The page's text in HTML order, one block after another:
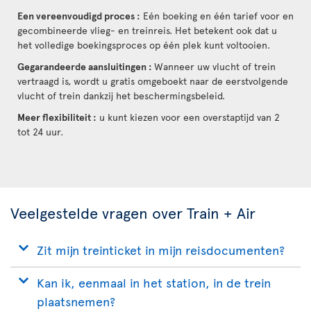
Een vereenvoudigd proces : Eén boeking en één tarief voor en
gecombineerde vlieg- en treinreis. Het betekent ook dat u
het volledige boekingsproces op één plek kunt voltooien.
Gegarandeerde aansluitingen : Wanneer uw vlucht of trein
vertraagd is, wordt u gratis omgeboekt naar de eerstvolgende
vlucht of trein dankzij het beschermingsbeleid.
Meer flexibiliteit : u kunt kiezen voor een overstaptijd van 2
tot 24 uur.
Veelgestelde vragen over Train + Air
Zit mijn treinticket in mijn reisdocumenten?
Kan ik, eenmaal in het station, in de trein
plaatsnemen?